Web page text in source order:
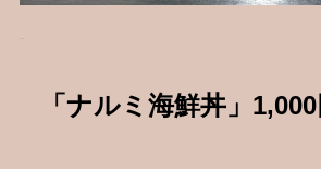
「ナルミ海鮮丼」 1,000